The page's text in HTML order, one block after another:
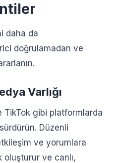
daha da
doğrulamadan ve
Varlığı
TikTok gibi platformlarda
Düzenli
ve yorumlara
oluşturur ve canlı,